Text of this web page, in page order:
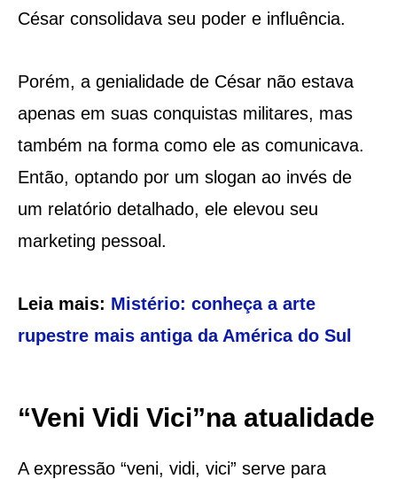
César consolidava seu poder e influência.
Porém, a genialidade de César não estava
apenas em suas conquistas militares, mas
também na forma como ele as comunicava.
Então, optando por um slogan ao invés de
um relatório detalhado, ele elevou seu
marketing pessoal.
Leia mais: Mistério: conheça a arte
rupestre mais antiga da América do Sul
“Veni Vidi Vici”na atualidade
A expressão “veni, vidi, vici” serve para